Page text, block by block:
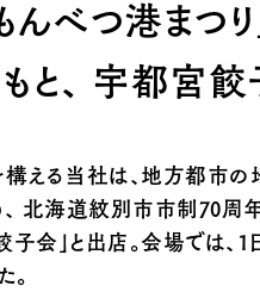
んべつ港まつ
と、 宇都宮
構える当社は、地方都市
、 北海道紋別市市制70周
会」と出店。会場では、
。